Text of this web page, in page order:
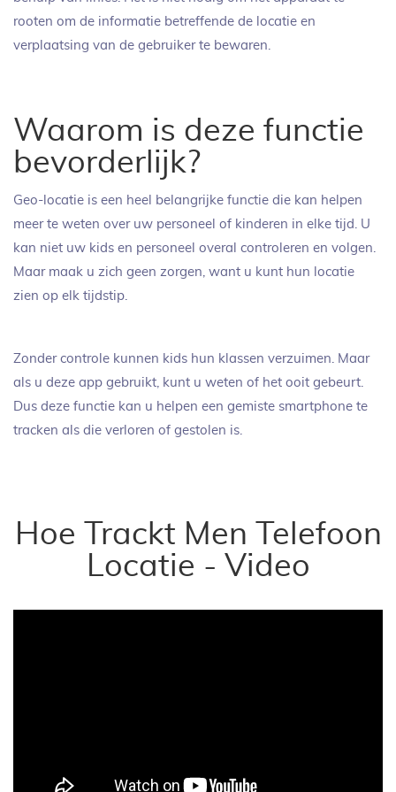
rooten om de informatie betreffende de locatie en
verplaatsing van de gebruiker te bewaren.
Waarom is deze functie
bevorderlijk?
Geo-locatie is een heel belangrijke functie die kan helpen
meer te weten over uw personeel of kinderen in elke tijd. U
kan niet uw kids en personeel overal controleren en volgen.
Maar maak u zich geen zorgen, want u kunt hun locatie
zien op elk tijdstip.
Zonder controle kunnen kids hun klassen verzuimen. Maar
als u deze app gebruikt, kunt u weten of het ooit gebeurt.
Dus deze functie kan u helpen een gemiste smartphone te
tracken als die verloren of gestolen is.
Hoe Trackt Men Telefoon
Locatie - Video